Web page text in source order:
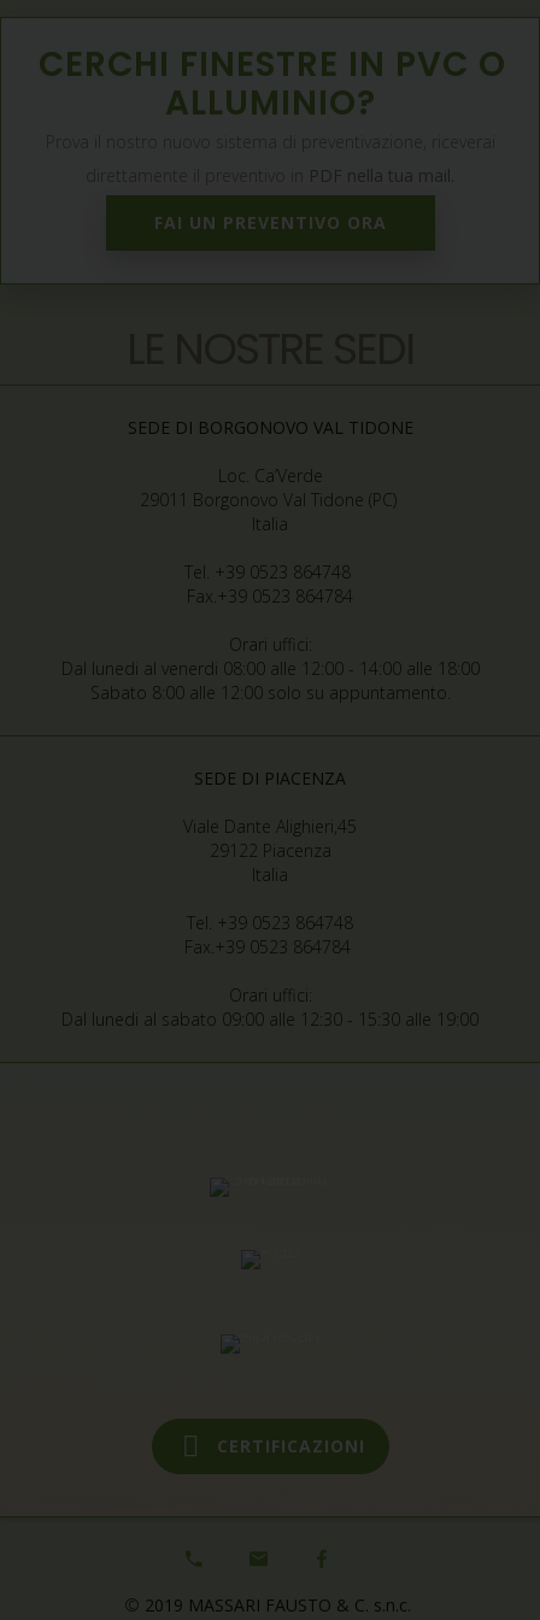
CERCHI FINESTRE IN PVC O
ALLUMINIO?
Prova il nostro nuovo sistema di preventivazione, riceverai
direttamente il preventivo in
PDF nella tua mail.
FAI UN PREVENTIVO ORA
SEDE DI BORGONOVO VAL TIDONE
Loc. Ca’Verde
29011 Borgonovo Val Tidone (PC)
Italia
Tel. +39 0523 864748
Fax.+39 0523 864784
Orari uffici:
Dal lunedi al venerdi 08:00 alle 12:00 - 14:00 alle 18:00
Sabato 8:00 alle 12:00 solo su appuntamento.
SEDE DI PIACENZA
Viale Dante Alighieri,45
29122 Piacenza
Italia
Tel. +39 0523 864748
Fax.+39 0523 864784
Orari uffici:
Dal lunedi al sabato 09:00 alle 12:30 - 15:30 alle 19:00
CERTIFICAZIONI
© 2019 MASSARI FAUSTO & C. s.n.c.